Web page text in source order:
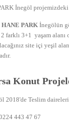
İnegöl projemizdeki
HANE PARK İnegölün
3+1 yaşam
site içi yeşil
Konut
Teslim
443 47 67